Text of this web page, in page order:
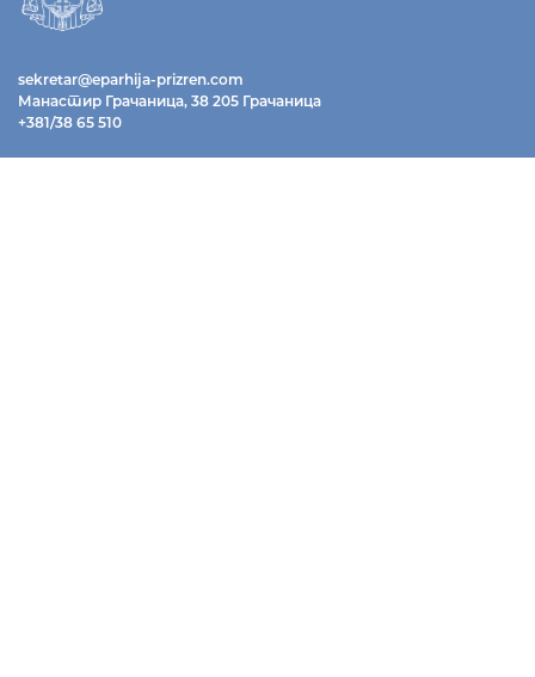
sekretar@eparhija-prizren.com
Манастир Грачаница, 38 205 Грачаница
+381/38 65 510